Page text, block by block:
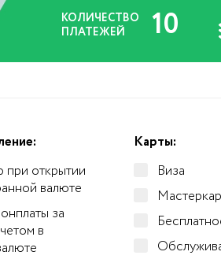
КОЛИЧЕСТВО
ПЛАТЕЖЕЙ
10
при открытии
валюте
за
в
Карты:
Виза